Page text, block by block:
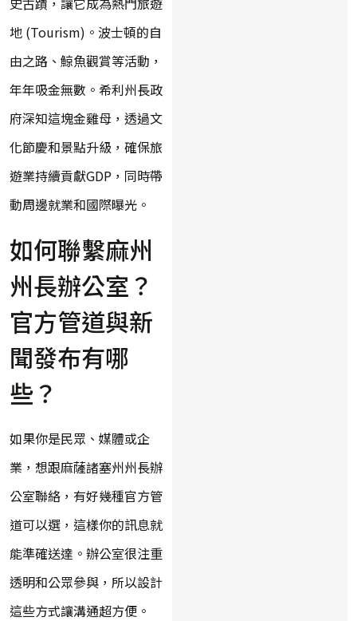
地 (Tourism)。波士頓的自
由之路、鯨魚觀賞等活動，
年年吸金無數。希利州長政
府深知這塊金雞母，透過文
化節慶和景點升級，確保旅
遊業持續貢獻GDP，同時帶
動周邊就業和國際曝光。
如何聯繫麻州
州長辦公室？
官方管道與新
聞發布有哪
些？
如果你是民眾、媒體或企
業，想跟麻薩諸塞州州長辦
公室聯絡，有好幾種官方管
道可以選，這樣你的訊息就
能準確送達。辦公室很注重
透明和公眾參與，所以設計
這些方式讓溝通超方便。